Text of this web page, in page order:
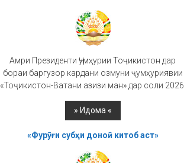
Амри Президенти Ҷумҳурии Тоҷикистон дар
бораи баргузор кардани озмуни ҷумҳуриявии
«Тоҷикистон-Ватани азизи ман» дар соли 2026.
«Фурӯғи субҳи доноӣ китоб аст»